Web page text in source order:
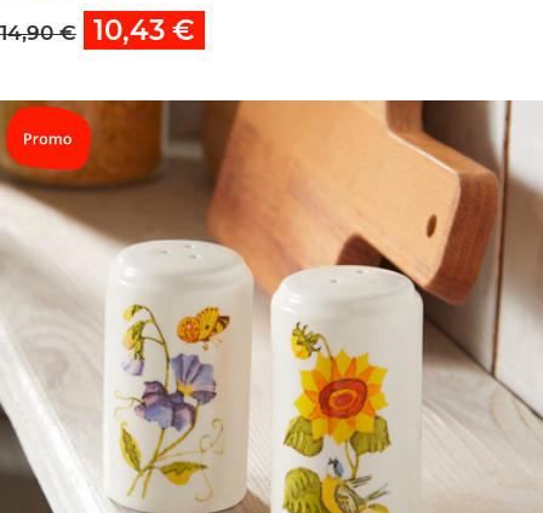
14,90 € 10,43 €